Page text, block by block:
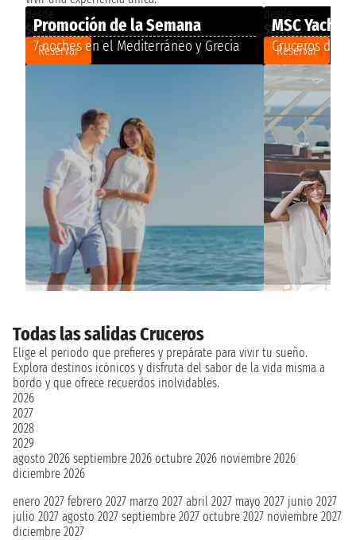
Promoción de la Semana
7 noches en el Mediterráneo y Grecia
desde
$8,642
Reservar
MSC Yacht
Cruceros de
desde
$20,402
Reservar
Todas las salidas Cruceros
Elige el periodo que prefieres y prepárate para vivir tu sueño.
Explora destinos icónicos y disfruta del sabor de la vida misma a
bordo y que ofrece recuerdos inolvidables.
2026
2027
2028
2029
agosto 2026 septiembre 2026 octubre 2026 noviembre 2026
diciembre 2026
enero 2027 febrero 2027 marzo 2027 abril 2027 mayo 2027 junio 2027
julio 2027 agosto 2027 septiembre 2027 octubre 2027 noviembre 2027
diciembre 2027